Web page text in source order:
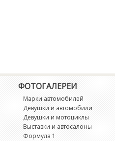
ФОТОГАЛЕРЕИ
Марки автомобилей
Девушки и автомобили
Девушки и мотоциклы
Выставки и автосалоны
Формула 1